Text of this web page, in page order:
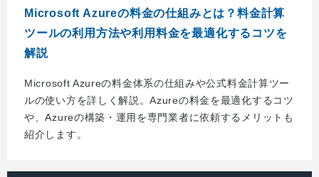
Microsoft Azureの料金の仕組みとは？料金計算
ツールの利用方法や利用料金を最適化するコツを
解説
Microsoft Azureの料金体系の仕組みや公式料金計算ツー
ルの使い方を詳しく解説。Azureの料金を最適化するコツ
や、Azureの構築・運用を専門業者に依頼するメリットも
紹介します。